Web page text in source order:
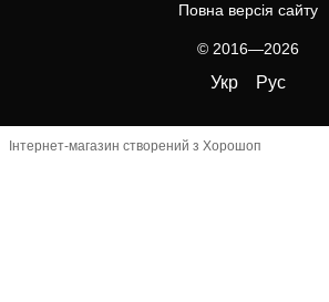
Повна версія сайту
© 2016—2026
Укр Рус
Інтернет-магазин створений з Хорошоп